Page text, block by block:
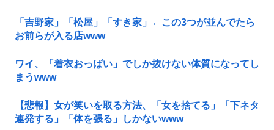
「吉野家」「松屋」「すき家」←この3つが並んでたら
お前らが入る店www
ワイ、「着衣おっばい」でしか抜けない体質になってし
まうwww
【悲報】女が笑いを取る方法、「女を捨てる」「下ネタ
連発する」「体を張る」しかないwww